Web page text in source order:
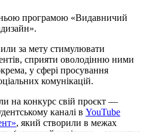
програмою «Видавничий
за мету стимулювати
сприяти оволодінню ними
у сфері просування
комунікацій.
на конкурс свій проєкт —
каналі в YouTube
, який створили в межах